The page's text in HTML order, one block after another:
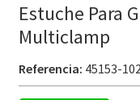
Estuche Para
Multiclamp
Referencia: 45153-